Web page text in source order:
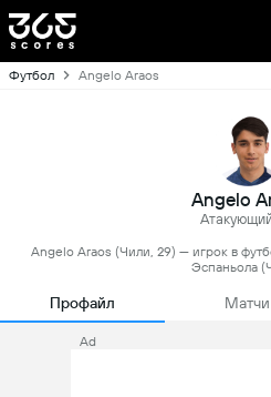
Футбол Angelo Araos
Angelo
Angelo Araos (Чили, 29) — игрок в
Эспаньола
Профайл Матчи
Ad